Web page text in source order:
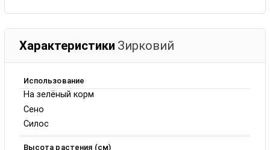
Характеристики Зирковий
Использование
На зелёный корм
Сено
Силос
Высота растения (см)